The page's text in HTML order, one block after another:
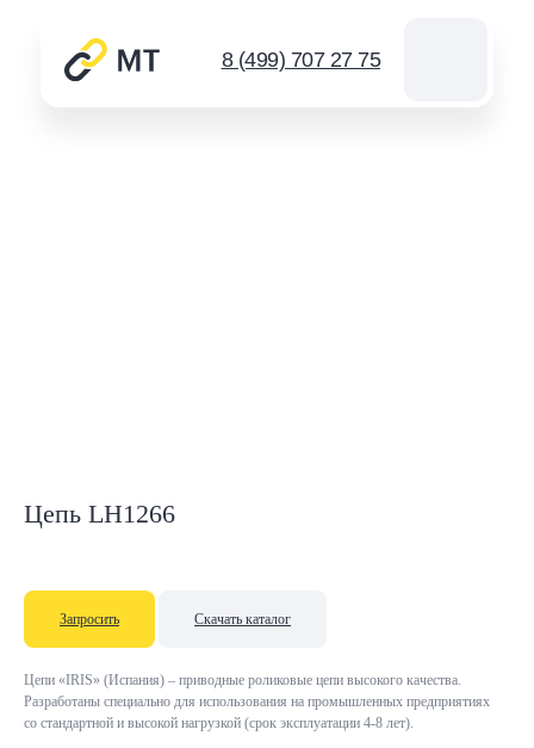
8 (499) 707 27 75
Звездочки
Каталог цепей
Цепь LH1266
Запросить Скачать каталог
Цепи «IRIS» (Испания) – приводные роликовые цепи высокого качества.
Разработаны специально для использования на промышленных предприятиях
со стандартной и высокой нагрузкой (срок эксплуатации 4-8 лет).